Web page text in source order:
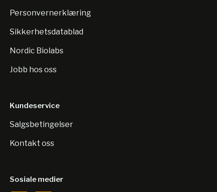
Personvernerklæring
Sikkerhetsdatablad
Nordic Biolabs
Jobb hos oss
Kundeservice
Salgsbetingelser
Kontakt oss
Sosiale medier